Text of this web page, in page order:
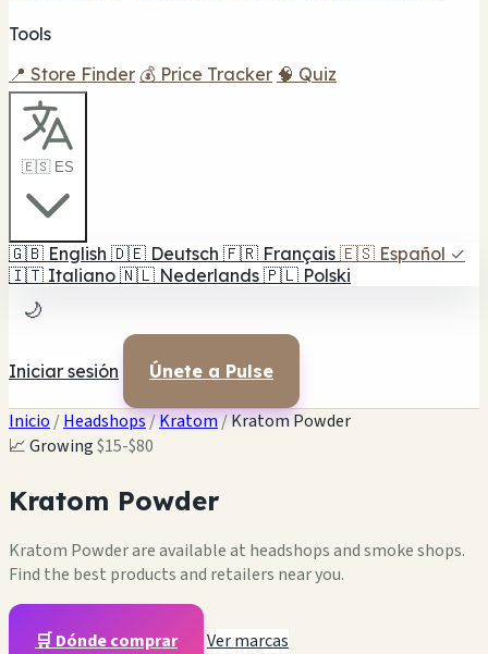
Tools
📍 Store Finder 💰 Price Tracker 🧠 Quiz
🇪🇸 ES
🇬🇧 English 🇩🇪 Deutsch 🇫🇷 Français 🇪🇸 Español ✓
🇮🇹 Italiano 🇳🇱 Nederlands 🇵🇱 Polski
🌙
Iniciar sesión Únete a Pulse
Inicio /Headshops/Kratom/Kratom Powder
📈 Growing$15-$80
Kratom Powder
Kratom Powder are available at headshops and smoke shops.
Find the best products and retailers near you.
🛒 Dónde comprar Ver marcas